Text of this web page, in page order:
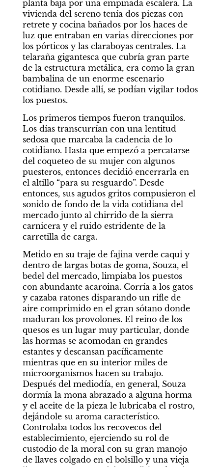
planta baja por una empinada escalera. La
vivienda del sereno tenía dos piezas con
retrete y cocina bañados por los haces de
luz que entraban en varias direcciones por
los pórticos y las claraboyas centrales. La
telaraña gigantesca que cubría gran parte
de la estructura metálica, era como la gran
bambalina de un enorme escenario
cotidiano. Desde allí, se podían vigilar todos
los puestos.
Los primeros tiempos fueron tranquilos.
Los días transcurrían con una lentitud
sedosa que marcaba la cadencia de lo
cotidiano. Hasta que empezó a percatarse
del coqueteo de su mujer con algunos
puesteros, entonces decidió encerrarla en
el altillo “para su resguardo”. Desde
entonces, sus agudos gritos compusieron el
sonido de fondo de la vida cotidiana del
mercado junto al chirrido de la sierra
carnicera y el ruido estridente de la
carretilla de carga.
Metido en su traje de fajina verde caqui y
dentro de largas botas de goma, Souza, el
bedel del mercado, limpiaba los puestos
con abundante acaroina. Corría a los gatos
y cazaba ratones disparando un rifle de
aire comprimido en el gran sótano donde
maduran los provolones. El reino de los
quesos es un lugar muy particular, donde
las hormas se acomodan en grandes
estantes y descansan pacíficamente
mientras que en su interior miles de
microorganismos hacen su trabajo.
Después del mediodía, en general, Souza
dormía la mona abrazado a alguna horma
y el aceite de la pieza le lubricaba el rostro,
dejándole su aroma característico.
Controlaba todos los recovecos del
establecimiento, ejerciendo su rol de
custodio de la moral con su gran manojo
de llaves colgado en el bolsillo y una vieja